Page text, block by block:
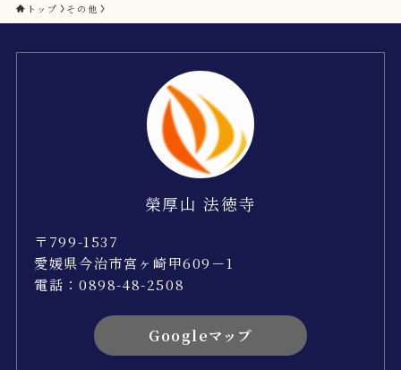
トップ その他
榮厚山 法徳寺
〒799-1537
愛媛県今治市宮ヶ崎甲609－1
電話：0898-48-2508
Googleマップ